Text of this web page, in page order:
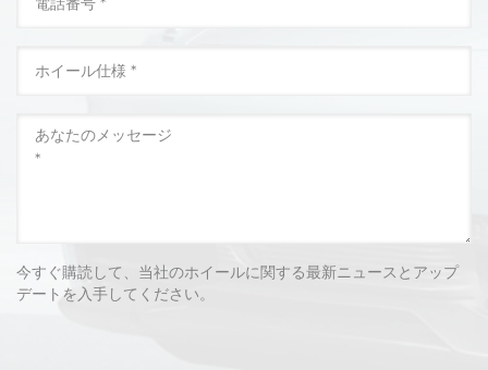
今すぐ購読して、当社のホイールに関する最新ニュースとアップ
デートを入手してください。